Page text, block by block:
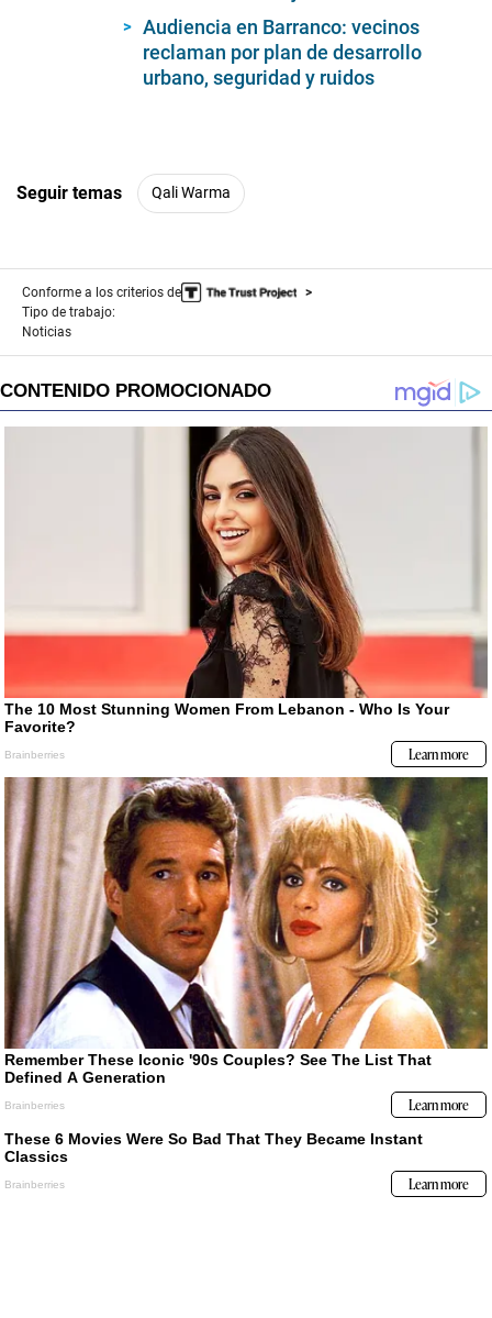
Audiencia en Barranco: vecinos
reclaman por plan de desarrollo
urbano, seguridad y ruidos
Seguir temas Qali Warma
Conforme a los criterios de
Tipo de trabajo:
Noticias